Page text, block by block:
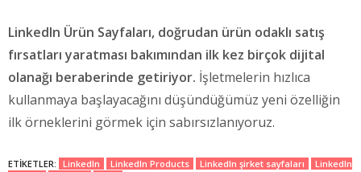
LinkedIn Ürün Sayfaları, doğrudan ürün odaklı satış
fırsatları yaratması bakımından ilk kez birçok dijital
olanağı beraberinde getiriyor. İşletmelerin hızlıca
kullanmaya başlayacağını düşündüğümüz yeni özelliğin
ilk örneklerini görmek için sabırsızlanıyoruz.
ETIKETLER: LinkedIn LinkedIn Products LinkedIn şirket sayfaları
LinkedIn